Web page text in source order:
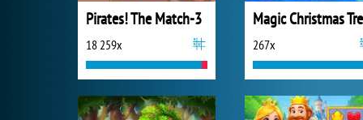
Pirates! The Match-3
18 259x 267x